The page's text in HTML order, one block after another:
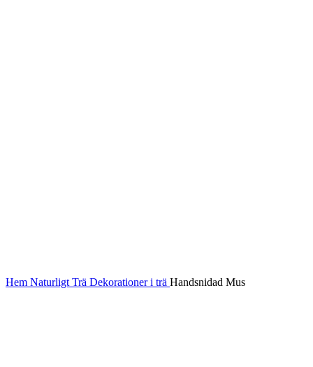
Hem Naturligt Trä Dekorationer i trä Handsnidad Mus